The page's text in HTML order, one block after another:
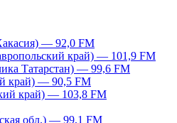
— 92,0 FM
край) — 101,9 FM
Татарстан) — 99,6 FM
край) — 90,5 FM
край) — 103,8 FM
обл.) — 99,1 FM